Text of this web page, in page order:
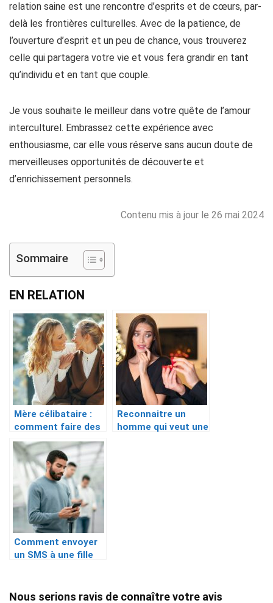
relation saine est une rencontre d’esprits et de cœurs, par-
delà les frontières culturelles. Avec de la patience, de
l’ouverture d’esprit et un peu de chance, vous trouverez
celle qui partagera votre vie et vous fera grandir en tant
qu’individu et en tant que couple.
Je vous souhaite le meilleur dans votre quête de l’amour
interculturel. Embrassez cette expérience avec
enthousiasme, car elle vous réserve sans aucun doute de
merveilleuses opportunités de découverte et
d’enrichissement personnels.
Contenu mis à jour le 26 mai 2024
Sommaire
EN RELATION
Mère célibataire :
comment faire des
rencontres ?
Reconnaitre un
homme qui veut une
Comment envoyer
un SMS à une fille
Nous serions ravis de connaître votre avis